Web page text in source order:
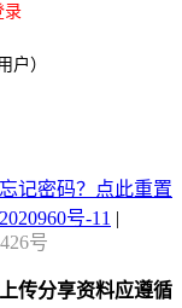
录
户）
忘记密码？点此重置
号-11 |
号
传分享资料应遵循